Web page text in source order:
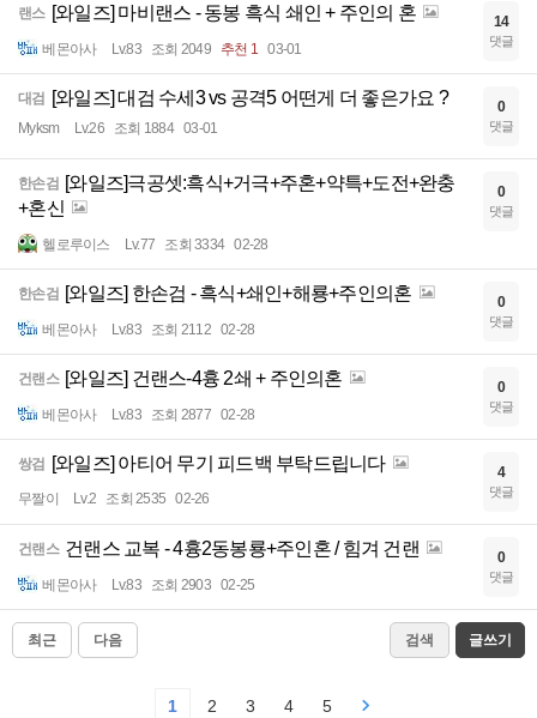
랜스 [와일즈] 마비랜스 - 동봉 흑식 쇄인 + 주인의 혼
베몬아사 Lv.83 조회 2049 추천 1 03-01
14
댓글
대검 [와일즈] 대검 수세3 vs 공격5 어떤게 더 좋은가요 ?
Myksm Lv.26 조회 1884 03-01
0
댓글
한손검 [와일즈]극공셋:흑식+거극+주혼+약특+도전+완충
+혼신
헬로루이스 Lv.77 조회 3334 02-28
0
댓글
한손검 [와일즈] 한손검 - 흑식+쇄인+해룡+주인의혼
베몬아사 Lv.83 조회 2112 02-28
0
댓글
건랜스 [와일즈] 건랜스-4흉 2쇄 + 주인의혼
베몬아사 Lv.83 조회 2877 02-28
0
댓글
쌍검 [와일즈] 아티어 무기 피드백 부탁드립니다
무짤이 Lv.2 조회 2535 02-26
4
댓글
건랜스 건랜스 교복 - 4흉2동봉룡+주인혼 / 힘겨 건랜
베몬아사 Lv.83 조회 2903 02-25
0
댓글
최근 다음 검색 글쓰기
1 2 3 4 5